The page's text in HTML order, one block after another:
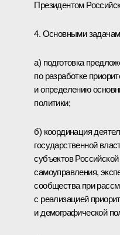
Президентом
4. Основными
а) подготовка
по разработке
и определению
политики;
б) координация
государственной
субъектов
самоуправления,
сообщества при
с реализацией
и демографической